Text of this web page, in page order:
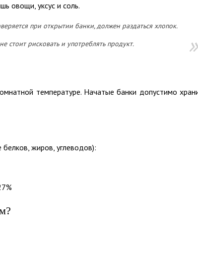
овощи, уксус и соль.
при открытии банки, должен раздаться хлопок.
стоит рисковать и употреблять продукт.
температуре. Начатые банки допустимо
белков, жиров, углеводов):